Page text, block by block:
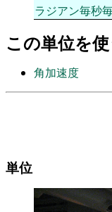
ラジアン毎秒
この単位を使
角加速度
単位